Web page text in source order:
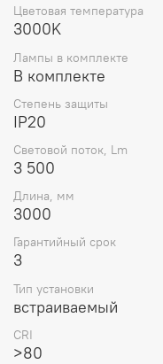
Цветовая температура
3000K
Лампы в комплекте
В комплекте
Степень защиты
IP20
Световой поток, Lm
3 500
Длина, мм
3000
Гарантийный срок
3
Тип установки
встраиваемый
CRI
>80